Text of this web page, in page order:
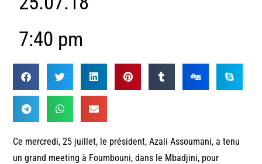
7:40 pm
Ce mercredi, 25 juillet, le président, Azali Assoumani, a tenu
un grand meeting à Foumbouni, dans le Mbadjini, pour